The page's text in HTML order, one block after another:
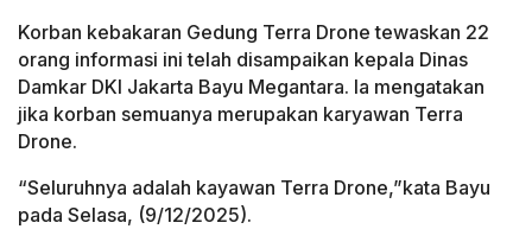
Korban kebakaran Gedung Terra Drone tewaskan 22
orang informasi ini telah disampaikan kepala Dinas
Damkar DKI Jakarta Bayu Megantara. Ia mengatakan
jika korban semuanya merupakan karyawan Terra
Drone.
“Seluruhnya adalah kayawan Terra Drone,”kata Bayu
pada Selasa, (9/12/2025).